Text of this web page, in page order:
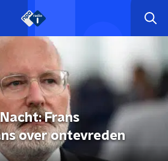
Frans
over ontevreden